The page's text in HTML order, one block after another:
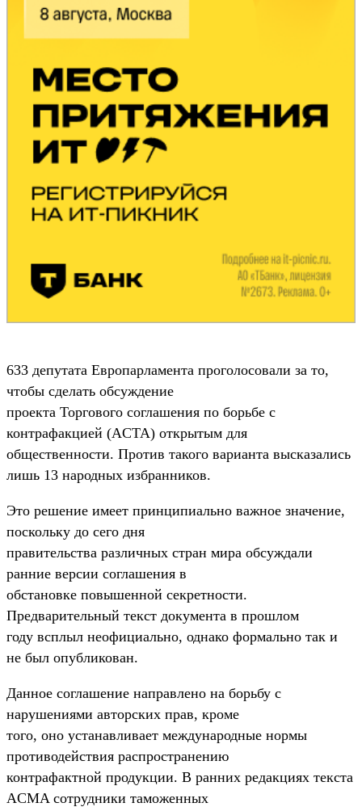
633 депутата Европарламента проголосовали за то,
чтобы сделать обсуждение
проекта Торгового соглашения по борьбе с
контрафакцией (ACTA) открытым для
общественности. Против такого варианта высказались
лишь 13 народных избранников.
Это решение имеет принципиально важное значение,
поскольку до сего дня
правительства различных стран мира обсуждали
ранние версии соглашения в
обстановке повышенной секретности.
Предварительный текст документа в прошлом
году всплыл неофициально, однако формально так и
не был опубликован.
Данное соглашение направлено на борьбу с
нарушениями авторских прав, кроме
того, оно устанавливает международные нормы
противодействия распространению
контрафактной продукции. В ранних редакциях текста
ACMA сотрудники таможенных